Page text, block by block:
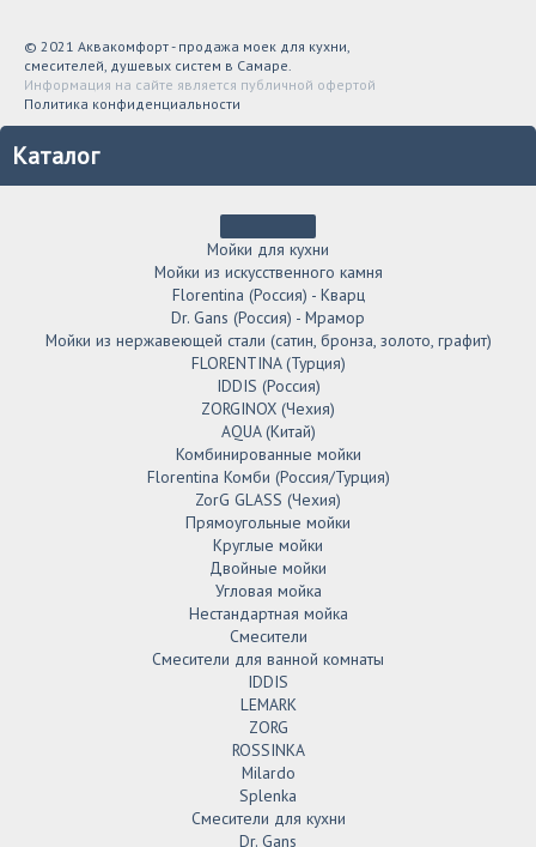
© 2021 Аквакомфорт - продажа моек для кухни,
смесителей, душевых систем в Самаре.
Информация на сайте является публичной офертой
Политика конфиденциальности
Каталог
Мойки для кухни
Мойки из искусственного камня
Florentina (Россия) - Кварц
Dr. Gans (Россия) - Мрамор
Мойки из нержавеющей стали (сатин, бронза, золото, графит)
FLORENTINA (Турция)
IDDIS (Россия)
ZORGINOX (Чехия)
AQUA (Китай)
Комбинированные мойки
Florentina Комби (Россия/Турция)
ZorG GLASS (Чехия)
Прямоугольные мойки
Круглые мойки
Двойные мойки
Угловая мойка
Нестандартная мойка
Смесители
Смесители для ванной комнаты
IDDIS
LEMARK
ZORG
ROSSINKA
Milardo
Splenka
Смесители для кухни
Dr. Gans